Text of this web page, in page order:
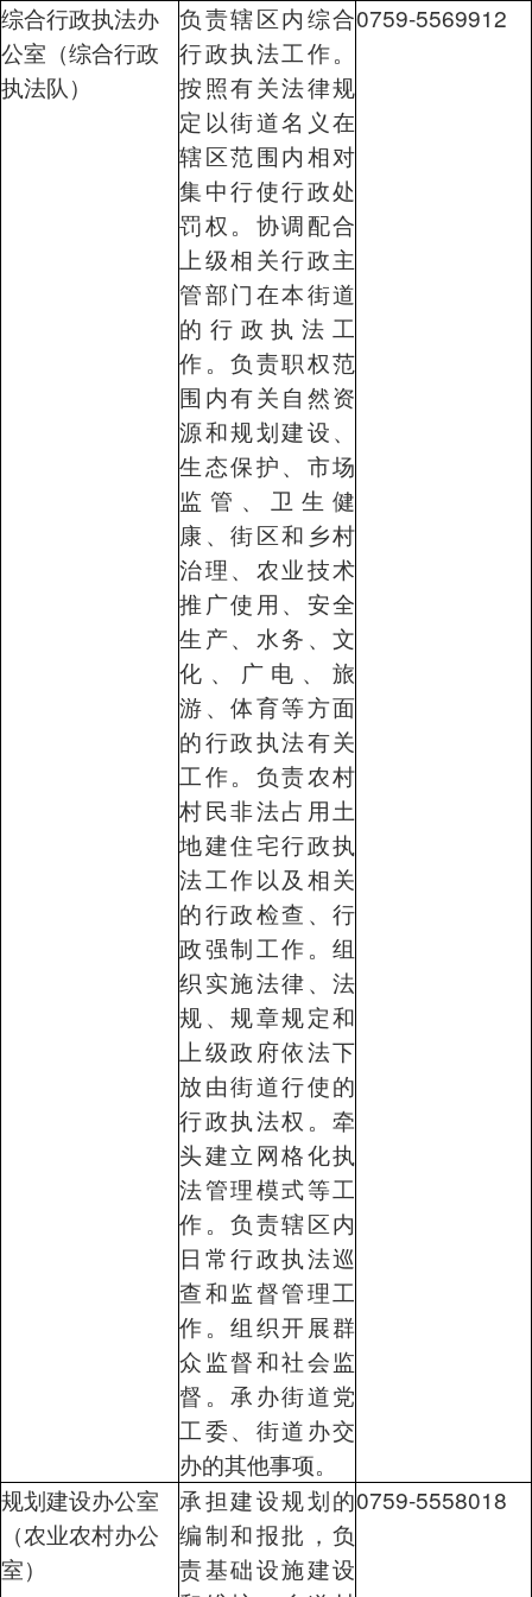
综合行政执法办
公室（综合行政
执法队）
负责辖区内综合
行政执法工作。
按照有关法律规
定以街道名义在
辖区范围内相对
集中行使行政处
罚权。协调配合
上级相关行政主
管部门在本街道
的行政执法工
作。负责职权范
围内有关自然资
源和规划建设、
生态保护、市场
监管、卫生健
康、街区和乡村
治理、农业技术
推广使用、安全
生产、水务、文
化、广电、旅
游、体育等方面
的行政执法有关
工作。负责农村
村民非法占用土
地建住宅行政执
法工作以及相关
的行政检查、行
政强制工作。组
织实施法律、法
规、规章规定和
上级政府依法下
放由街道行使的
行政执法权。牵
头建立网格化执
法管理模式等工
作。负责辖区内
日常行政执法巡
查和监督管理工
作。组织开展群
众监督和社会监
督。承办街道党
工委、街道办交
办的其他事项。
0759-5569912
规划建设办公室
（农业农村办公
室）
承担建设规划的
编制和报批，负
责基础设施建设
0759-5558018